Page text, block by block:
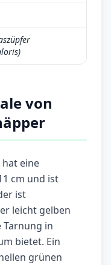
von
eine
cm und ist
ist
leicht gelben
Tarnung in
bietet. Ein
grünen